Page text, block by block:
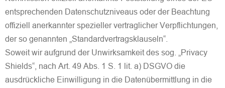
entsprechenden Datenschutzniveaus oder der Beachtung
offiziell anerkannter spezieller vertraglicher Verpflichtungen,
der so genannten „Standardvertragsklauseln“.
Soweit wir aufgrund der Unwirksamkeit des sog. „Privacy
Shields“, nach Art. 49 Abs. 1 S. 1 lit. a) DSGVO die
ausdrückliche Einwilligung in die Datenübermittlung in die